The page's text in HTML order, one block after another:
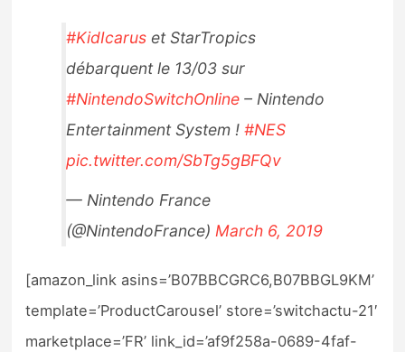
#KidIcarus et StarTropics
débarquent le 13/03 sur
#NintendoSwitchOnline – Nintendo
Entertainment System !#NES
pic.twitter.com/SbTg5gBFQv
— Nintendo France
(@NintendoFrance) March 6, 2019
[amazon_link asins=’B07BBCGRC6,B07BBGL9KM’
template=’ProductCarousel’ store=’switchactu-21′
marketplace=’FR’ link_id=’af9f258a-0689-4faf-